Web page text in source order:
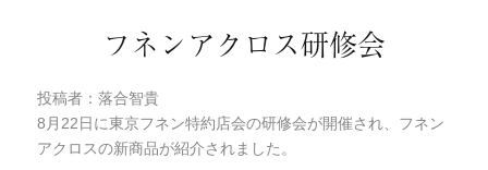
ー
フネンアクロス研修会
投稿者：落合智貴
8月22日に東京フネン特約店会の研修会が開催され、フネン
アクロスの新商品が紹介されました。